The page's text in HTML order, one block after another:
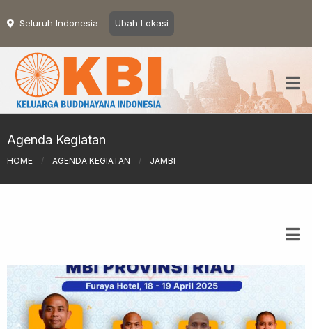
Seluruh Indonesia Ubah Lokasi
Agenda Kegiatan
HOME / AGENDA KEGIATAN / JAMBI